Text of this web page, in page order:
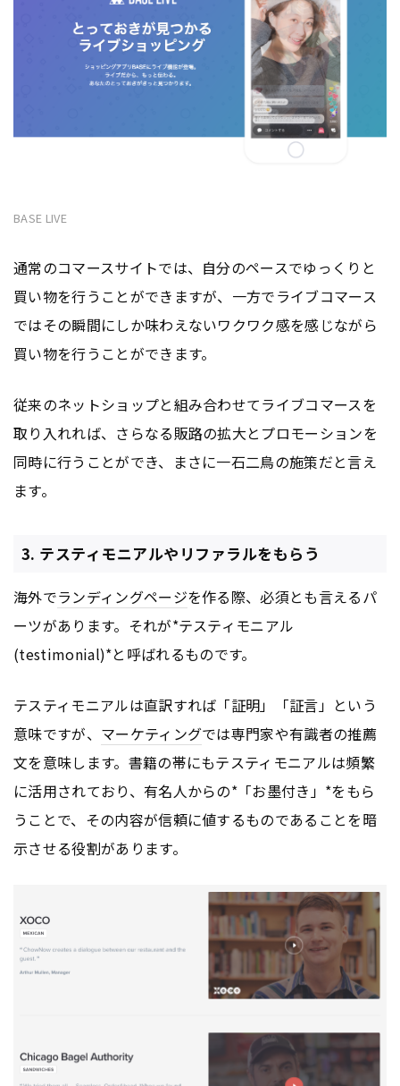
BASE LIVE
通常のコマースサイトでは、自分のペースでゆっくりと
買い物を行うことができますが、一方でライブコマース
ではその瞬間にしか味わえないワクワク感を感じながら
買い物を行うことができます。
従来のネットショップと組み合わせてライブコマースを
取り入れれば、さらなる販路の拡大とプロモーションを
同時に行うことができ、まさに一石二鳥の施策だと言え
ます。
3. テスティモニアルやリファラルをもらう
海外でランディングページを作る際、必須とも言えるパ
ーツがあります。それが*テスティモニアル
(testimonial)*と呼ばれるものです。
テスティモニアルは直訳すれば「証明」「証言」という
意味ですが、 マーケティングでは専門家や有識者の推薦
文を意味します。書籍の帯にもテスティモニアルは頻繁
に活用されており、有名人からの*「お墨付き」*をもら
うことで、その内容が信頼に値するものであることを暗
示させる役割があります。